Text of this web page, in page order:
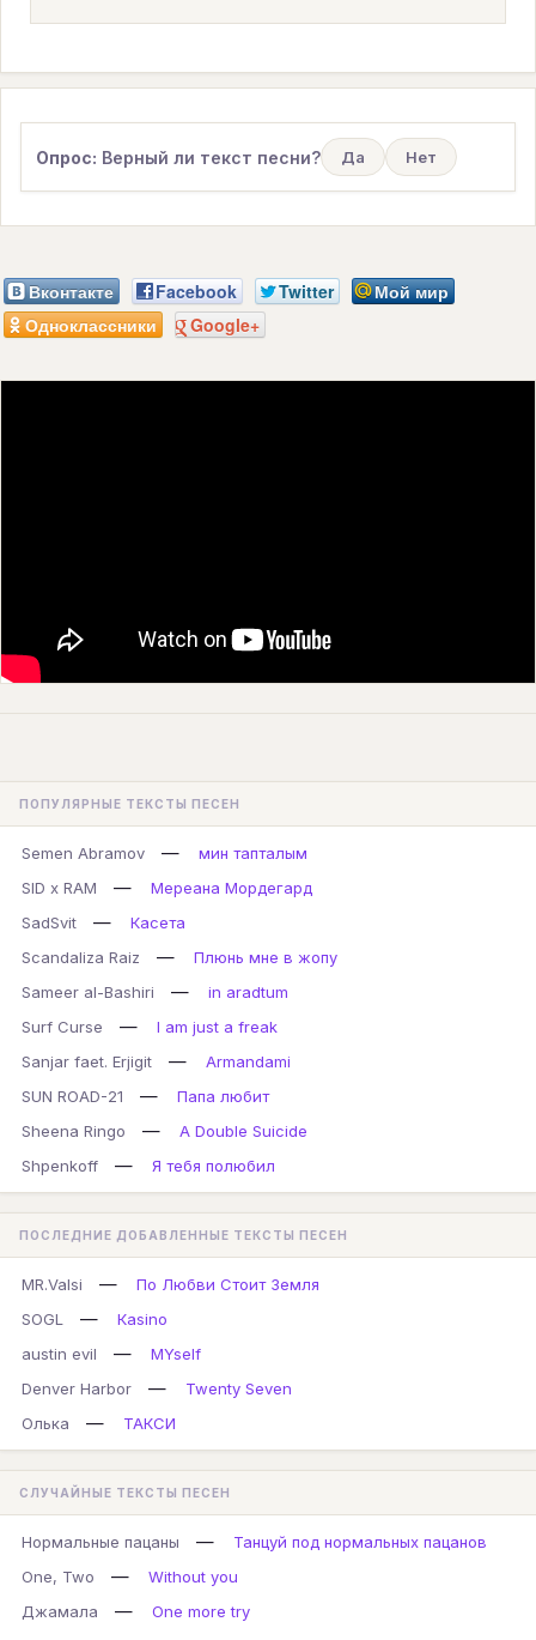
Опрос: Верный ли текст песни? Да Нет
Вконтакте Facebook Twitter
Мой мир
Одноклассники
Google+
ПОПУЛЯРНЫЕ ТЕКСТЫ ПЕСЕН
Semen Abramov —
мин тапталым
SID x RAM
—
Мереана Мордегард
SadSvit
—
Касета
Scandaliza Raiz
—
Плюнь мне в жопу
Sameer al-Bashiri
—
in aradtum
Surf Curse
—
I am just a freak
Sanjar faet. Erjigit
—
Armandami
SUN ROAD-21
—
Папа любит
Sheena Ringo
—
A Double Suicide
Shpenkoff
— Я тебя полюбил
ПОСЛЕДНИЕ ДОБАВЛЕННЫЕ ТЕКСТЫ ПЕСЕН
MR.Valsi —
По Любви Стоит Земля
SOGL
—
Кasino
austin evil
—
MYself
Denver Harbor
—
Twenty Seven
Олька
— ТАКСИ
СЛУЧАЙНЫЕ ТЕКСТЫ ПЕСЕН
Нормальные пацаны —
Танцуй под нормальных пацанов
One, Two
—
Without you
Джамала
—
One more try